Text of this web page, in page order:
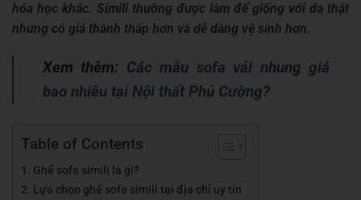
hóa học khác. Simili thường được làm để giống với da thật
nhưng có giá thành thấp hơn và dễ dàng vệ sinh hơn.
Xem thêm: Các mẫu sofa vải nhung giá
bao nhiêu tại Nội thất Phú Cường?
Table of Contents
Ghế sofa simili là gì?
Lựa chọn ghế sofa simili tại địa chỉ uy tín